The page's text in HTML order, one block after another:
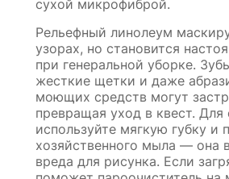
сухой микрофиброй.
Рельефный линолеум
узорах, но становится
при генеральной уборке.
жесткие щетки и даже
моющих средств могут
превращая уход в квест. Для
используйте мягкую губку и
хозяйственного мыла — она
вреда для рисунка. Если